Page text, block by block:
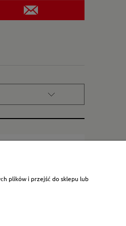
plików i przejść do sklepu lub